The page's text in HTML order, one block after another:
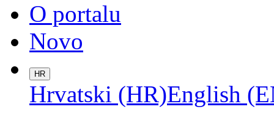
O portalu
Novo
HR
Hrvatski (HR)English